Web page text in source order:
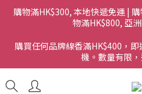
購物滿HK$300, 本地快遞免運 |
物滿HK$800, 亞
購買任何品牌線香滿HK$400，
機。數量有限，